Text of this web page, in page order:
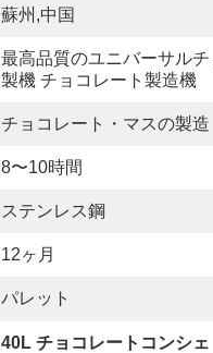
蘇州,中国
最高品質のユニバーサル
製機 チョコレート製造機
チョコレート・マスの製造
8〜10時間
ステンレス鋼
12ヶ月
パレット
40L チョコレートコンシ